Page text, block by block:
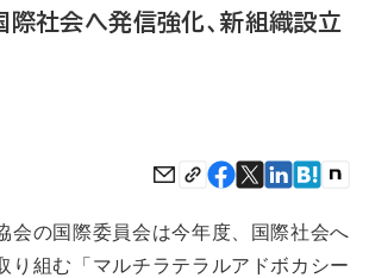
国際社会へ発信強化、新組織設立
会の国際委員会は今年度、国際社会へ
り組む「マルチラテラルアドボカシー